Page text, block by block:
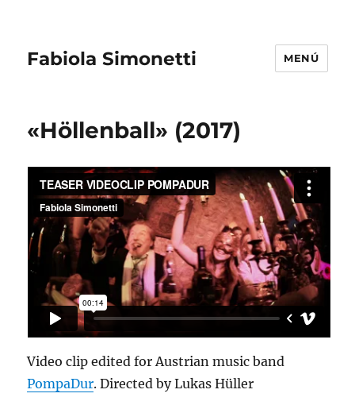
Fabiola Simonetti MENÚ
«Höllenball» (2017)
Video clip edited for Austrian music band
PompaDur. Directed by Lukas Hüller